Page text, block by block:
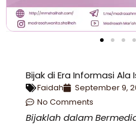
Bijak di Era Informasi Ala
Faidah September 9,
No Comments
Bijaklah dalam